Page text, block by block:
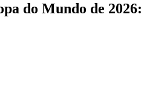
do Mundo de 2026: